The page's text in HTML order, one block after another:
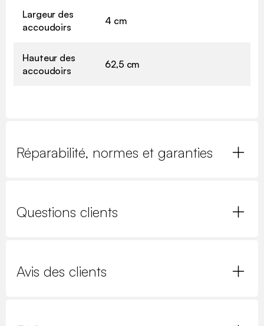
Largeur des
accoudoirs
4 cm
Hauteur des
accoudoirs
62,5 cm
Réparabilité, normes et garanties
Questions clients
Avis des clients